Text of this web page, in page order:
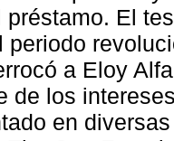
El
periodo
a Eloy
de los
en